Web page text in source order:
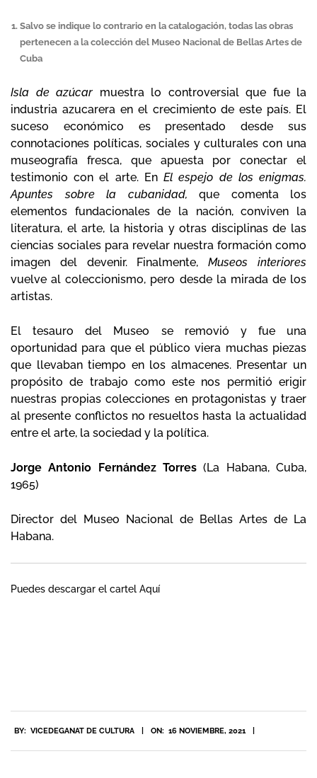
Salvo se indique lo contrario en la catalogación, todas las obras
pertenecen a la colección del Museo Nacional de Bellas Artes de
Cuba
Isla de azúcar muestra lo controversial que fue la
industria azucarera en el crecimiento de este país. El
suceso económico es presentado desde sus
connotaciones políticas, sociales y culturales con una
museografía fresca, que apuesta por conectar el
testimonio con el arte. EnEl espejo de los enigmas.
Apuntes sobre la cubanidad, que comenta los
elementos fundacionales de la nación, conviven la
literatura, el arte, la historia y otras disciplinas de las
ciencias sociales para revelar nuestra formación como
imagen del devenir. Finalmente,Museos interiores
vuelve al coleccionismo, pero desde la mirada de los
artistas.
El tesauro del Museo se removió y fue una
oportunidad para que el público viera muchas piezas
que llevaban tiempo en los almacenes. Presentar un
propósito de trabajo como este nos permitió erigir
nuestras propias colecciones en protagonistas y traer
al presente conflictos no resueltos hasta la actualidad
entre el arte, la sociedad y la política.
Jorge Antonio Fernández Torres(La Habana, Cuba,
1965)
Director del Museo Nacional de Bellas Artes de La
Habana.
Puedes descargar el cartel Aquí
11-
16
BY: VICEDEGANAT DE CULTURA ON: 16 NOVIEMBRE, 2021